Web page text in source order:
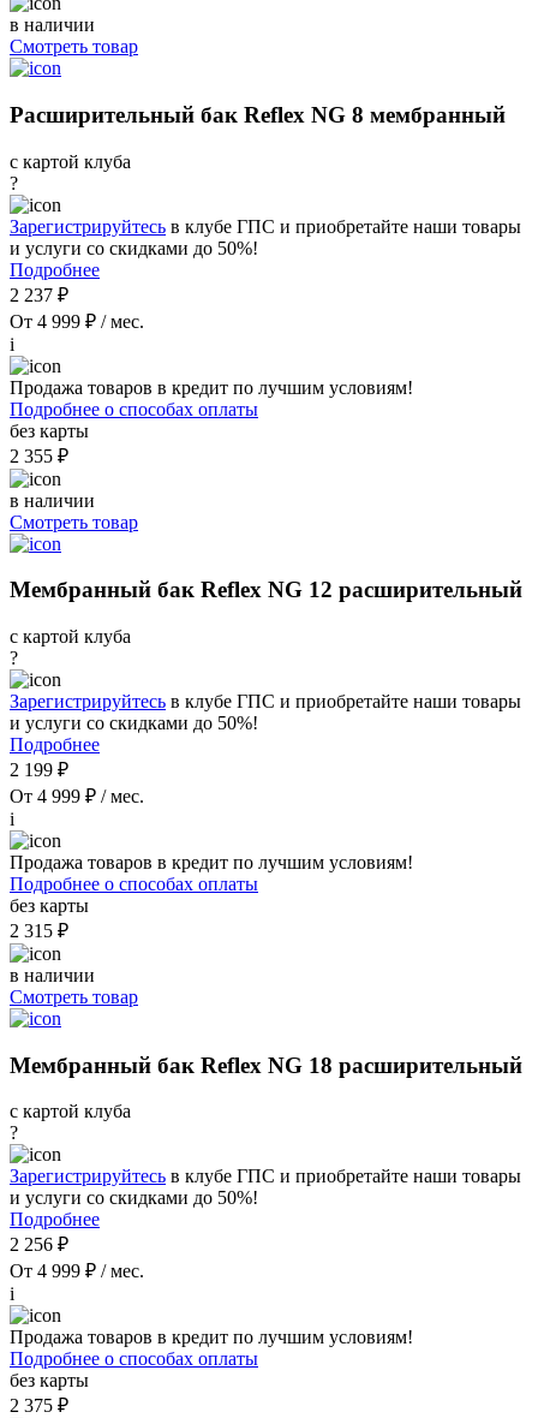
в наличии
Смотреть товар
Расширительный бак Reflex NG 8 мембранный
с картой клуба
?
Зарегистрируйтесь в клубе ГПС и приобретайте наши товары
и услуги со скидками до 50%!
Подробнее
2 237 ₽
От 4 999 ₽ / мес.
i
Продажа товаров в кредит по лучшим условиям!
Подробнее о способах оплаты
без карты
2 355 ₽
в наличии
Смотреть товар
Мембранный бак Reflex NG 12 расширительный
с картой клуба
?
Зарегистрируйтесь в клубе ГПС и приобретайте наши товары
и услуги со скидками до 50%!
Подробнее
2 199 ₽
От 4 999 ₽ / мес.
i
Продажа товаров в кредит по лучшим условиям!
Подробнее о способах оплаты
без карты
2 315 ₽
в наличии
Смотреть товар
Мембранный бак Reflex NG 18 расширительный
с картой клуба
?
Зарегистрируйтесь в клубе ГПС и приобретайте наши товары
и услуги со скидками до 50%!
Подробнее
2 256 ₽
От 4 999 ₽ / мес.
i
Продажа товаров в кредит по лучшим условиям!
Подробнее о способах оплаты
без карты
2 375 ₽